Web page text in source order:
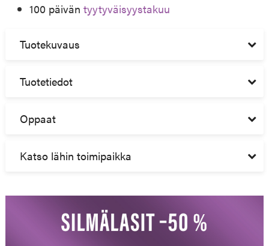
100 päiväntyytyväisyystakuu
Tuotekuvaus
Tuotetiedot
Oppaat
Katso lähin toimipaikka